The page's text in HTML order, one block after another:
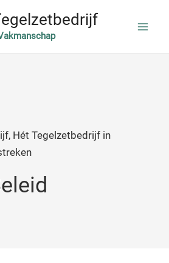
Hét Tegelzetbedrijf in